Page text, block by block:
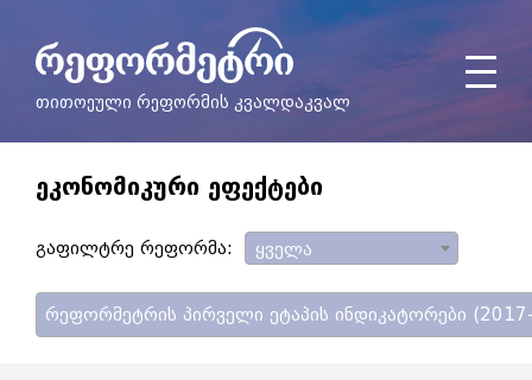
თითოეული რეფორმის კვალდაკვალ
ᲔᲙᲝᲜᲝᲛᲘᲙᲣᲠᲘ ᲔᲤᲔᲥᲢᲔᲑᲘ
გაფილტრე რეფორმა: ყველა
რეფორმეტრის პირველი ეტაპის ინდიკატორები